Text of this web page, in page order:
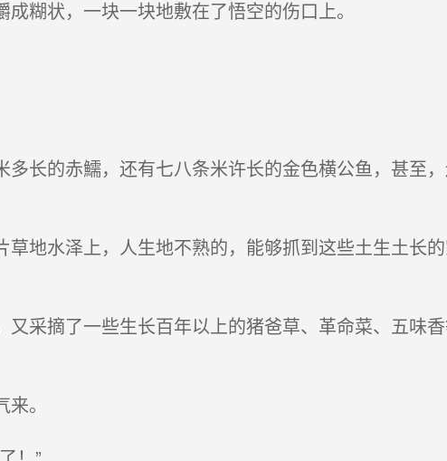
糊状，一块一块地敷在了悟空的伤口上。
长的赤鱬，还有七八条米许长的金色横公鱼，甚至
地水泽上，人生地不熟的，能够抓到这些土生土长
采摘了一些生长百年以上的猪爸草、革命菜、五味
。